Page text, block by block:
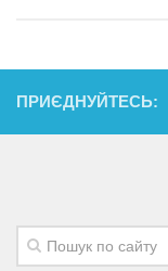
ПРИЄДНУЙТЕСЬ: